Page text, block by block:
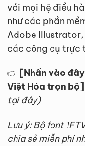
với mọi hệ điều
như các phần
Adobe Illustrator,
các công cụ trực
👉 [Nhấn vào
Việt Hóa trọn bộ]
tại đây)
Lưu ý: Bộ font
chia sẻ miễn phí